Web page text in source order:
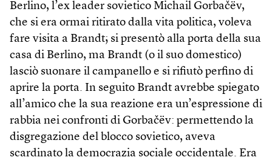
Berlino, l’ex leader sovietico Michail Gorbačëv,
che si era ormai ritirato dalla vita politica, voleva
fare visita a Brandt; si presentò alla porta della sua
casa di Berlino, ma Brandt (o il suo domestico)
lasciò suonare il campanello e si rifiutò perfino di
aprire la porta. In seguito Brandt avrebbe spiegato
all’amico che la sua reazione era un’espressione di
rabbia nei confronti di Gorbačëv: permettendo la
disgregazione del blocco sovietico, aveva
scardinato la democrazia sociale occidentale. Era